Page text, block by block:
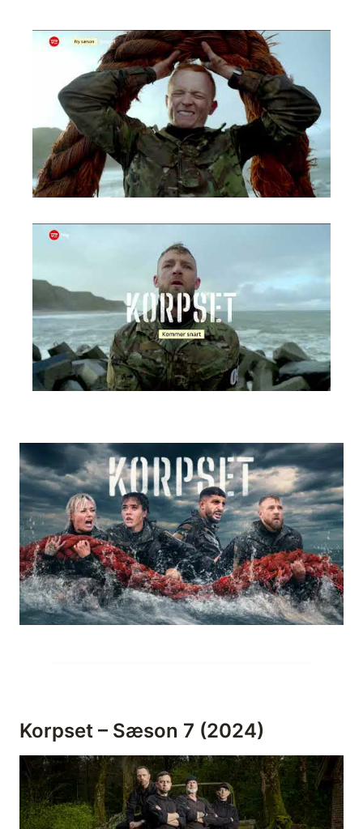
Korpset – Sæson 7 (2024)